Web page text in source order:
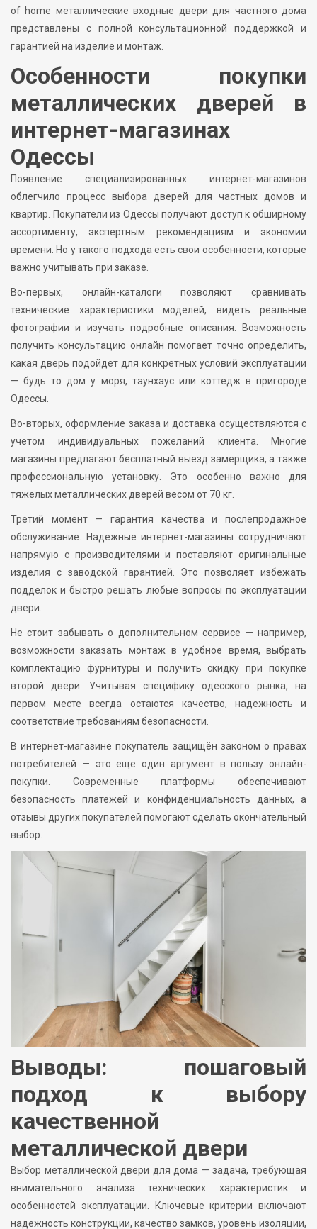
of home металлические входные двери для частного дома
представлены с полной консультационной поддержкой и
гарантией на изделие и монтаж.
Особенности покупки
металлических дверей в
интернет-магазинах
Одессы
Появление специализированных интернет-магазинов
облегчило процесс выбора дверей для частных домов и
квартир. Покупатели из Одессы получают доступ к обширному
ассортименту, экспертным рекомендациям и экономии
времени. Но у такого подхода есть свои особенности, которые
важно учитывать при заказе.
Во-первых, онлайн-каталоги позволяют сравнивать
технические характеристики моделей, видеть реальные
фотографии и изучать подробные описания. Возможность
получить консультацию онлайн помогает точно определить,
какая дверь подойдет для конкретных условий эксплуатации
— будь то дом у моря, таунхаус или коттедж в пригороде
Одессы.
Во-вторых, оформление заказа и доставка осуществляются с
учетом индивидуальных пожеланий клиента. Многие
магазины предлагают бесплатный выезд замерщика, а также
профессиональную установку. Это особенно важно для
тяжелых металлических дверей весом от 70 кг.
Третий момент — гарантия качества и послепродажное
обслуживание. Надежные интернет-магазины сотрудничают
напрямую с производителями и поставляют оригинальные
изделия с заводской гарантией. Это позволяет избежать
подделок и быстро решать любые вопросы по эксплуатации
двери.
Не стоит забывать о дополнительном сервисе — например,
возможности заказать монтаж в удобное время, выбрать
комплектацию фурнитуры и получить скидку при покупке
второй двери. Учитывая специфику одесского рынка, на
первом месте всегда остаются качество, надежность и
соответствие требованиям безопасности.
В интернет-магазине покупатель защищён законом о правах
потребителей — это ещё один аргумент в пользу онлайн-
покупки. Современные платформы обеспечивают
безопасность платежей и конфиденциальность данных, а
отзывы других покупателей помогают сделать окончательный
выбор.
Выводы: пошаговый
подход к выбору
качественной
металлической двери
Выбор металлической двери для дома — задача, требующая
внимательного анализа технических характеристик и
особенностей эксплуатации. Ключевые критерии включают
надежность конструкции, качество замков, уровень изоляции,